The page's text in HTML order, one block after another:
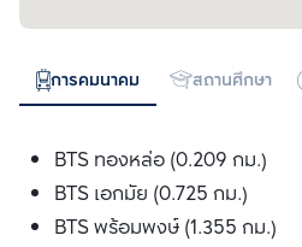
การคมนาคม สถานศึกษา
BTS ทองหล่อ (0.209 กม.)
BTS เอกมัย (0.725 กม.)
BTS พร้อมพงษ์ (1.355 กม.)